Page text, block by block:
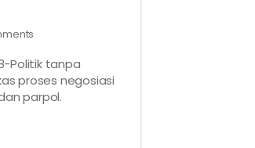
Politik tanpa
proses negosiasi
parpol.